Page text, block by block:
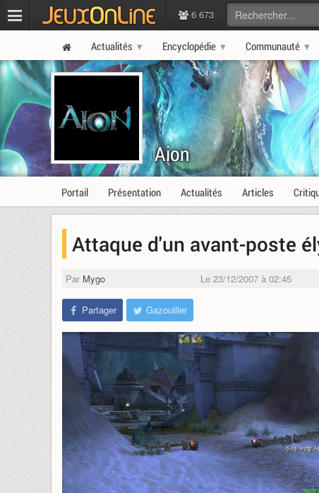
6 673
Actualités Encyclopédie Communauté
Aion
Portail Présentation Actualités Articles
Attaque d'un avant-poste
Par Mygo Le 23/12/2007 à 02:45
Partager Gazouiller